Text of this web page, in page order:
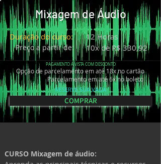
Mixagem de Áudio
Duração do curso:
Preço a partir de:
12 Horas
10x de R$ 330,92
PAGAMENTO Á VISTA COM DESCONTO
Opção de parcelamento em até 18x no cartão
Parcelamento em até 6x no boleto
RESERVE SUA VAGA
COMPRAR
CURSO Mixagem de áudio: